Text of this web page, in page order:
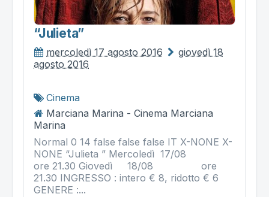
“julieta”
mercoledì 17 agosto 2016
giovedì 18
agosto 2016
Cinema
Marciana Marina - Cinema Marciana
Marina
Normal 0 14 false false false IT X-NONE X-
NONE “Julieta ” Mercoledì 17/08
ore 21.30 Giovedì 18/08 ore
21.30 INGRESSO : intero € 8, ridotto € 6
GENERE :...